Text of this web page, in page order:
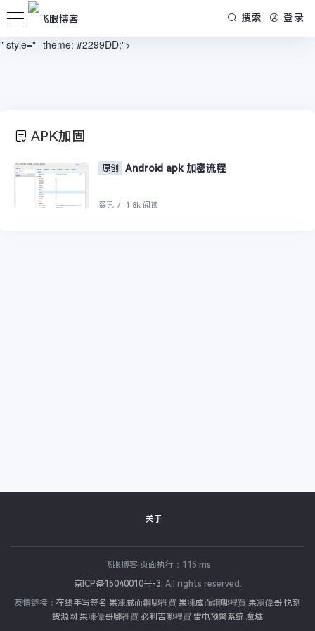
/www/wwwroot/blog.firsource.cn/usr/themes/spimes/header.php on line
73
" style="--theme: #2299DD;">
搜索 登录
APK加固
原创 Android apk 加密流程
资讯 / 1.8k 阅读
关于
飞眼博客 页面执行：115 ms
京ICP备15040010号-3. All rights reserved.
友情链接： 在线手写签名 果凍威而鋼哪裡買 果凍威而鋼哪裡買 果凍偉哥 悦刻
货源网 果凍偉哥哪裡買 必利吉哪裡買 雷电预警系统 魔域